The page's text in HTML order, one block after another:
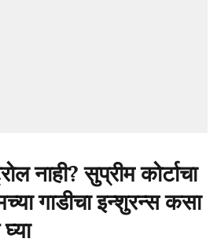
नाही? सुप्रीम कोर्टाचा
गाडीचा इन्शुरन्स कसा